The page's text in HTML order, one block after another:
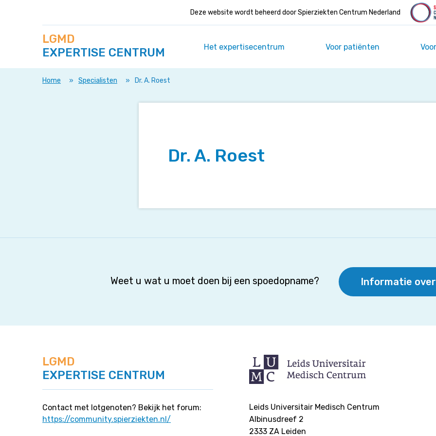
Deze website wordt beheerd door Spierziekten Centrum Nederland
direct
naar
op
deze
site
LGMD
EXPERTISE CENTRUM
Het expertisecentrum Voor patiënten
Home » Specialisten » Dr. A. Roest
Dr. A. Roest
Weet u wat u moet doen bij een spoedopname? Informatie
LGMD
EXPERTISE CENTRUM
Contact met lotgenoten? Bekijk het forum:
https://community.spierziekten.nl/
Leids Universitair Medisch Centrum
Albinusdreef 2
2333 ZA Leiden